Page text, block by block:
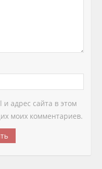
адрес сайта в этом
моих комментариев.